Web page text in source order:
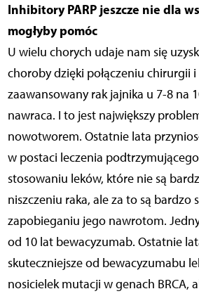
Inhibitory PARP jeszcze nie dla
mogłyby pomóc
U wielu chorych udaje nam się
choroby dzięki połączeniu chirurgii
zaawansowany rak jajnika u 7-8 na
nawraca. I to jest największy
nowotworem. Ostatnie lata
w postaci leczenia
stosowaniu leków, które nie są
niszczeniu raka, ale za to są bardzo
zapobieganiu jego nawrotom.
od 10 lat bewacyzumab. Ostatnie
skuteczniejsze od bewacyzumabu
nosicielek mutacji w genach BRCA,